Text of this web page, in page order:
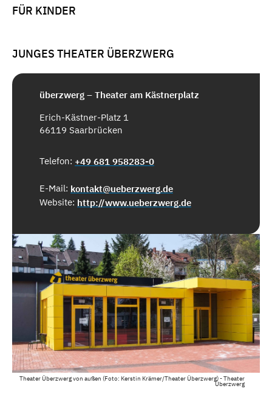
FÜR KINDER
JUNGES THEATER ÜBERZWERG
überzwerg – Theater am Kästnerplatz
Erich-Kästner-Platz 1
66119 Saarbrücken
Telefon: +49 681 958283-0
E-Mail: kontakt@ueberzwerg.de
Website: http://www.ueberzwerg.de
Theater Überzwerg von außen (Foto: Kerstin Krämer/Theater Überzwerg) - Theater
Überzwerg